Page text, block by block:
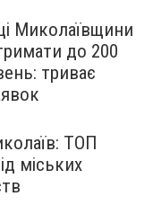
Миколаївщини
до 200
триває
ТОП
міських